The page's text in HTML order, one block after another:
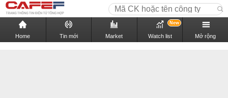
Home Tin mới Market Watch list
New
Mở rộng